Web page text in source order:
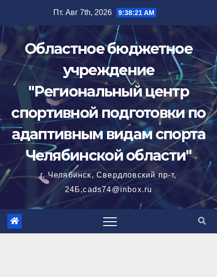
содержимому
Пт. Авг 7th, 2026 9:38:21 AM
Областное бюджетное
учреждение
"Региональный центр
спортивной подготовки по
адаптивным видам спорта
Челябинской области"
г. Челябинск, Свердловский пр-т,
24Б,cads74@inbox.ru